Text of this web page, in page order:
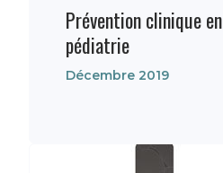
Prévention clinique en
pédiatrie
Décembre 2019